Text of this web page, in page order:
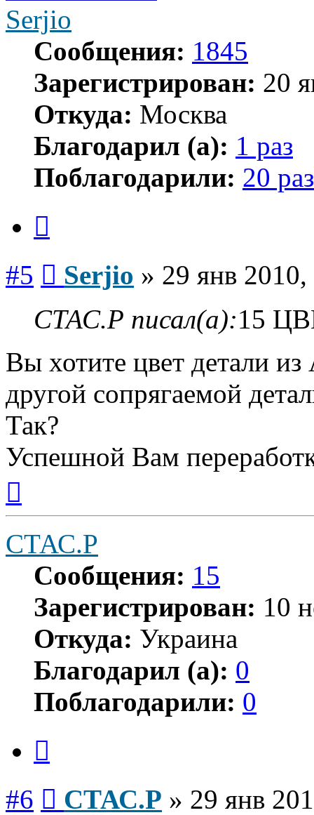
Serjio
Сообщения: 1845
Зарегистрирован: 20
Откуда: Москва
Благодарил (а): 1 раз
Поблагодарили: 20 раз
#5 Serjio » 29 янв
СТАС.Р писал(а):15
Вы хотите цвет детали
другой сопрягаемой
Так?
Успешной Вам
началу
СТАС.Р
Сообщения: 15
Зарегистрирован: 10
Откуда: Украина
Благодарил (а): 0
Поблагодарили: 0
#6 СТАС.Р » 29 янв